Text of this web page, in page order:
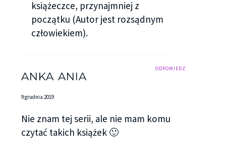
książeczce, przynajmniej z
początku (Autor jest rozsądnym
człowiekiem).
ODPOWIEDZ
ANKA ANIA
9 grudnia 2019
Nie znam tej serii, ale nie mam komu
czytać takich książek 🙂